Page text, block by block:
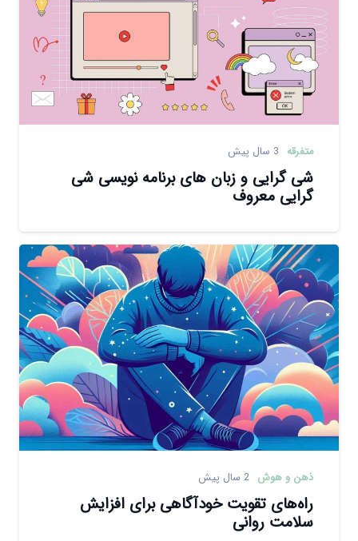
متفرقه 3 سال پیش
شی گرایی و زبان های برنامه نویسی شی
گرایی معروف
ذهن و هوش 2 سال پیش
راه‌های تقویت خودآگاهی برای افزایش
سلامت روانی